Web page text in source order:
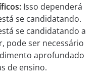
Isso dependerá
se candidatando.
se candidatando a
pode ser necessário
aprofundado
de ensino.